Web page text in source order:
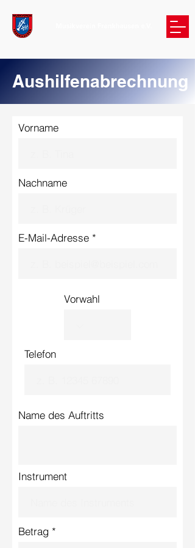
Aushilfenabrechnung
Vorname
Nachname
E-Mail-Adresse *
Vorwahl
Telefon
Name des Auftritts
Instrument
Betrag *